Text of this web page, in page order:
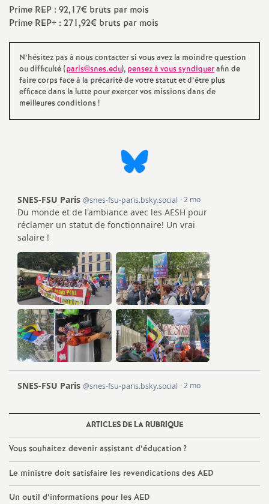
o
n
d
g
r
é
O
r
l
é
a
n
s
Prime REP : 92,17€ bruts par mois
Prime REP+ : 271,92€ bruts par mois
N’hésitez pas à nous contacter si vous avez la moindre question
ou difficulté (paris@snes.edu), pensez à vous syndiquerafin de
faire corps face à la précarité de votre statut et d’être plus
efficace dans la lutte pour exercer vos missions dans de
meilleures conditions!
ARTICLES DE LA RUBRIQUE
Vous souhaitez devenir assistant d’éducation ?
Le ministre doit satisfaire les revendications des AED
Un outil d’informations pour les AED